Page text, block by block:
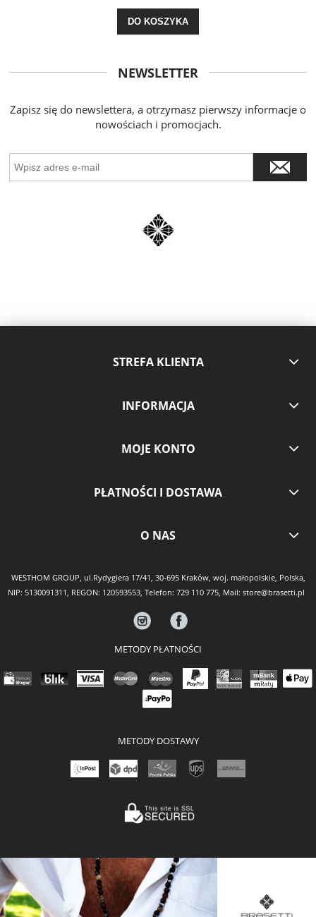
DO KOSZYKA
NEWSLETTER
Zapisz się do newslettera, a otrzymasz pierwszy informacje o
nowościach i promocjach.
STREFA KLIENTA
INFORMACJA
MOJE KONTO
PŁATNOŚCI I DOSTAWA
O NAS
WESTHOM GROUP, ul.Rydygiera 17/41, 30-695 Kraków, woj. małopolskie, Polska,
NIP: 5130091311, REGON: 120593553, Telefon: 729 110 775, Mail: store@brasetti.pl
METODY PŁATNOŚCI
METODY DOSTAWY